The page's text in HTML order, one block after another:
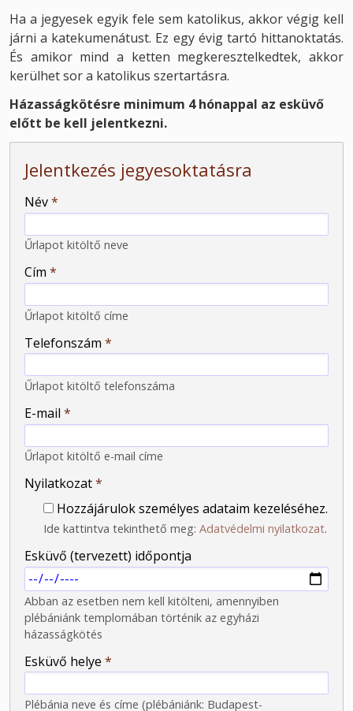
Ha a jegyesek egyik fele sem katolikus, akkor végig kell
járni a katekumenátust. Ez egy évig tartó hittanoktatás.
És amikor mind a ketten megkeresztelkedtek, akkor
kerülhet sor a katolikus szertartásra.
Házasságkötésre minimum 4 hónappal az esküvő
előtt be kell jelentkezni.
Jelentkezés jegyesoktatásra
-
-
-
-
Név*
Űrlapot kitöltő neve
Cím *
Űrlapot kitöltő címe
Telefonszám *
Űrlapot kitöltő telefonszáma
E-mail *
Űrlapot kitöltő e-mail címe
Nyilatkozat*
Hozzájárulok személyes adataim kezeléséhez.
Ide kattintva tekinthető meg: Adatvédelmi nyilatkozat.
Esküvő (tervezett) időpontja
Abban az esetben nem kell kitölteni, amennyiben
plébániánk templomában történik az egyházi
házasságkötés
Esküvő helye *
Plébánia neve és címe (plébániánk: Budapest-